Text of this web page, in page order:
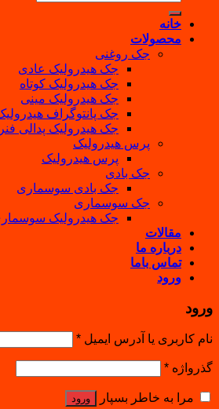
خانه
محصولات
جک روغنی
جک هیدرولیک عادی
جک هیدرولیک کوتاه
جک هیدرولیک مینی
جک پانتوگراف
جک هیدرولیک پدالی
پرس هیدرولیک
پرس هیدرولیک
جک بادی
جک بادی سوسماری
جک سوسماری
جک هیدرولیک
مقالات
درباره ما
تماس باما
ورود
ورود
نام کاربری یا آدرس ایمیل *
گذرواژه *
مرا به خاطر بسپار ورود